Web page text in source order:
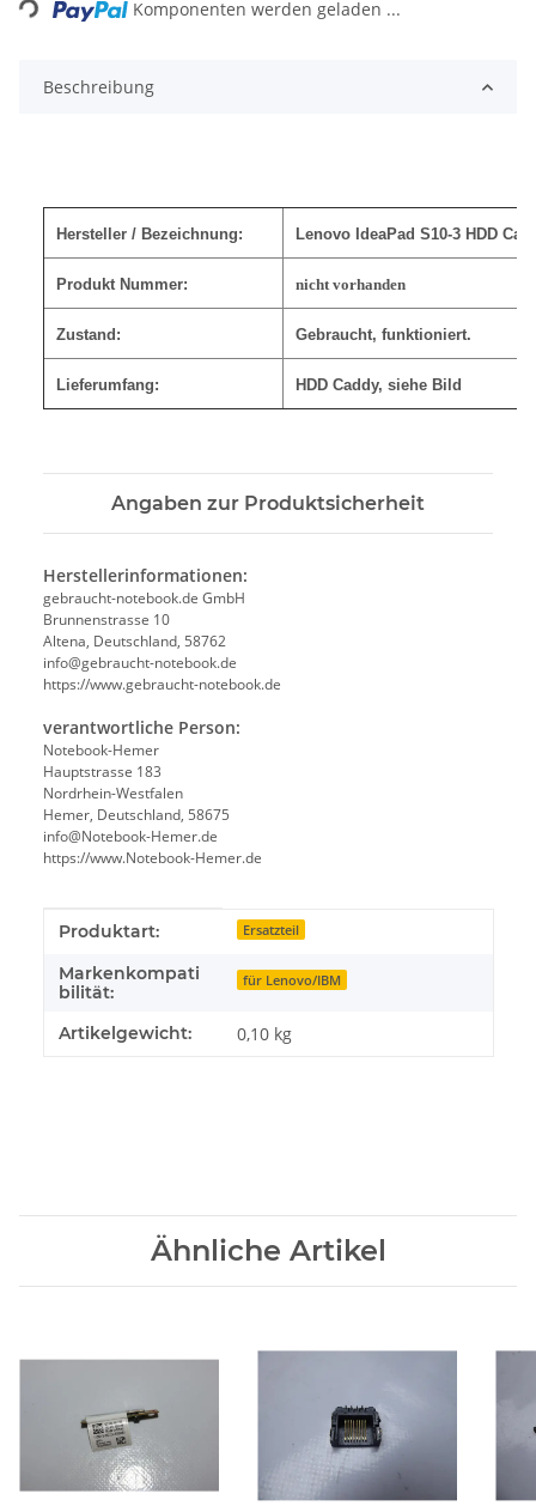
Komponenten werden geladen ...
Beschreibung
Hersteller / Bezeichnung: Lenovo IdeaPad S10-3 HDD
Produkt Nummer: nicht vorhanden
Zustand: Gebraucht, funktioniert.
Lieferumfang: HDD Caddy, siehe Bild
Angaben zur Produktsicherheit
Herstellerinformationen:
gebraucht-notebook.de GmbH
Brunnenstrasse 10
Altena, Deutschland, 58762
info@gebraucht-notebook.de
https://www.gebraucht-notebook.de
verantwortliche Person:
Notebook-Hemer
Hauptstrasse 183
Nordrhein-Westfalen
Hemer, Deutschland, 58675
info@Notebook-Hemer.de
https://www.Notebook-Hemer.de
Produkteigenschaft
Wert
Produktart: Ersatzteil
Markenkompati
bilität:
für Lenovo/IBM
Artikelgewicht: 0,10 kg
Ähnliche Artikel